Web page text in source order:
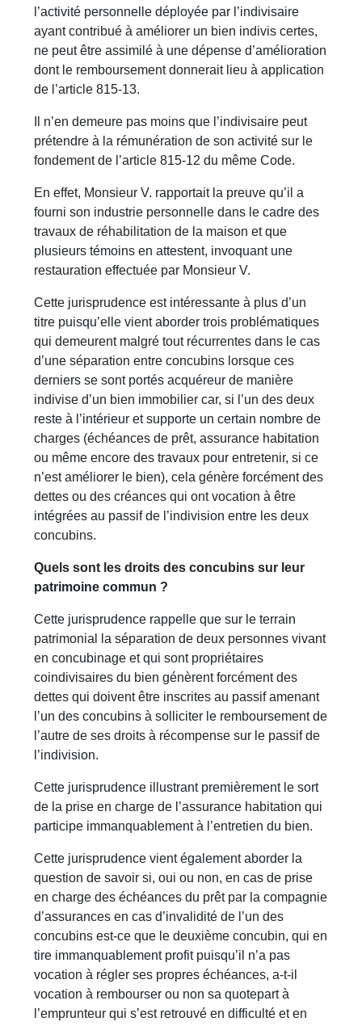
l’activité personnelle déployée par l’indivisaire
ayant contribué à améliorer un bien indivis certes,
ne peut être assimilé à une dépense d’amélioration
dont le remboursement donnerait lieu à application
de l’article 815-13.
Il n’en demeure pas moins que l’indivisaire peut
prétendre à la rémunération de son activité sur le
fondement de l’article 815-12 du même Code.
En effet, Monsieur V. rapportait la preuve qu’il a
fourni son industrie personnelle dans le cadre des
travaux de réhabilitation de la maison et que
plusieurs témoins en attestent, invoquant une
restauration effectuée par Monsieur V.
Cette jurisprudence est intéressante à plus d’un
titre puisqu’elle vient aborder trois problématiques
qui demeurent malgré tout récurrentes dans le cas
d’une séparation entre concubins lorsque ces
derniers se sont portés acquéreur de manière
indivise d’un bien immobilier car, si l’un des deux
reste à l’intérieur et supporte un certain nombre de
charges (échéances de prêt, assurance habitation
ou même encore des travaux pour entretenir, si ce
n’est améliorer le bien), cela génère forcément des
dettes ou des créances qui ont vocation à être
intégrées au passif de l’indivision entre les deux
concubins.
Quels sont les droits des concubins sur leur
patrimoine commun ?
Cette jurisprudence rappelle que sur le terrain
patrimonial la séparation de deux personnes vivant
en concubinage et qui sont propriétaires
coindivisaires du bien génèrent forcément des
dettes qui doivent être inscrites au passif amenant
l’un des concubins à solliciter le remboursement de
l’autre de ses droits à récompense sur le passif de
l’indivision.
Cette jurisprudence illustrant premièrement le sort
de la prise en charge de l’assurance habitation qui
participe immanquablement à l’entretien du bien.
Cette jurisprudence vient également aborder la
question de savoir si, oui ou non, en cas de prise
en charge des échéances du prêt par la compagnie
d’assurances en cas d’invalidité de l’un des
concubins est-ce que le deuxième concubin, qui en
tire immanquablement profit puisqu’il n’a pas
vocation à régler ses propres échéances, a-t-il
vocation à rembourser ou non sa quotepart à
l’emprunteur qui s’est retrouvé en difficulté et en